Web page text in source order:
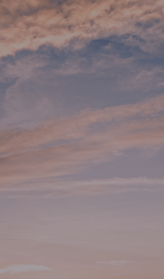
THE
professionnels et
jusqu'à 08:00